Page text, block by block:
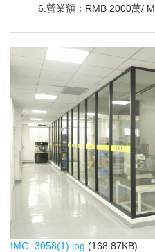
6.營業額：RMB 2000萬/ M
IMG_3058(1).jpg (168.87KB)